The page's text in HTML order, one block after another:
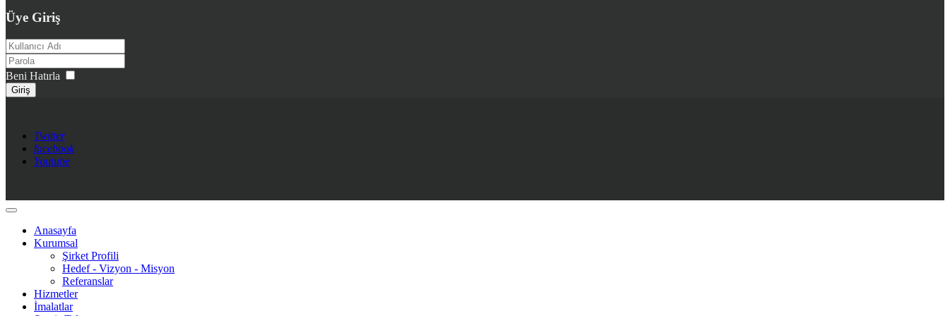
Üye Giriş
Beni Hatırla
Giriş
Twitter
facebook
Youtube
Anasayfa
Kurumsal
Şirket Profili
Hedef - Vizyon - Misyon
Referanslar
Hizmetler
İmalatlar